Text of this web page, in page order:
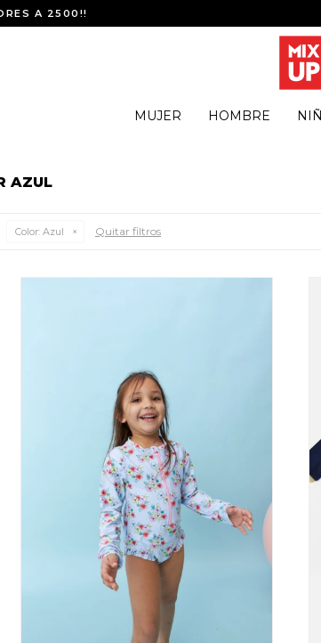
MUJER HOMBRE
A 2500!!
AZUL
Color: Azul Quitar filtros